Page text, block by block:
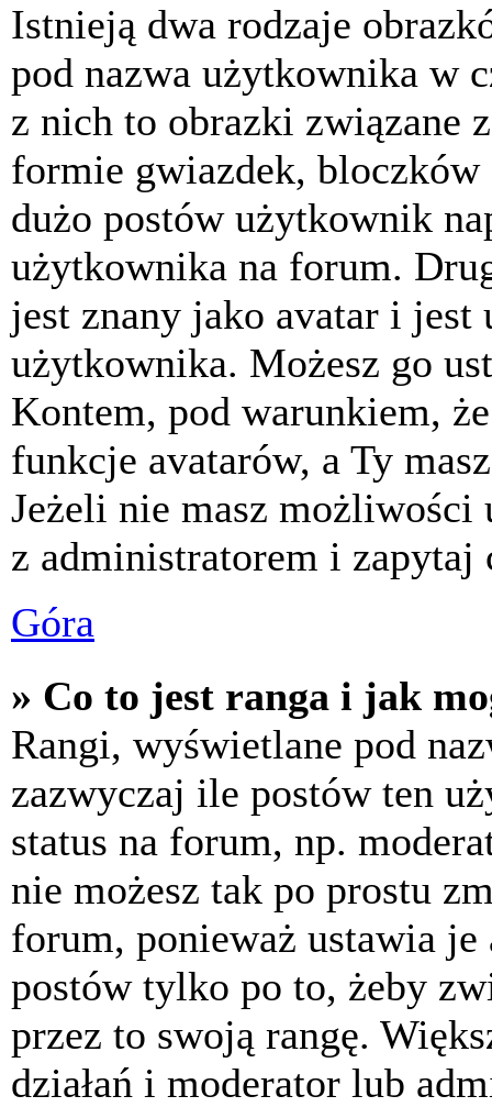
Istnieją dwa rodzaje
pod nazwa użytkownika w
z nich to obrazki związane
formie gwiazdek,
dużo postów użytkownik
użytkownika na forum.
jest znany jako avatar i jest
użytkownika. Możesz go
Kontem, pod warunkiem,
funkcje avatarów, a Ty
Jeżeli nie masz możliwości
z administratorem i zapytaj
Góra
» Co to jest ranga i jak
Rangi, wyświetlane pod
zazwyczaj ile postów ten
status na forum, np.
nie możesz tak po prostu
forum, ponieważ ustawia
postów tylko po to, żeby
przez to swoją rangę.
działań i moderator lub